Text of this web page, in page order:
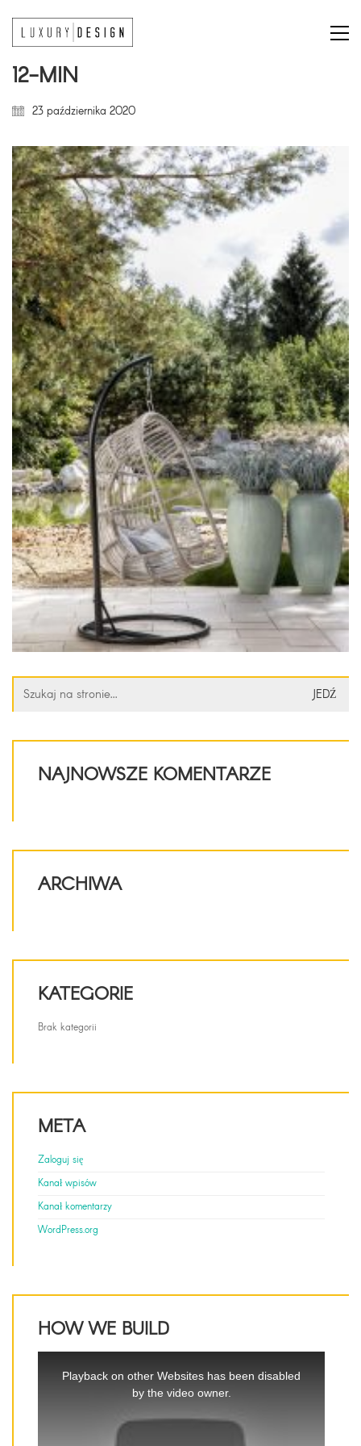
12-MIN
23 października 2020
NAJNOWSZE KOMENTARZE
ARCHIWA
KATEGORIE
Brak kategorii
META
Zaloguj się
Kanał wpisów
Kanał komentarzy
WordPress.org
HOW WE BUILD
Playback on other Websites has been disabled
by the video owner.